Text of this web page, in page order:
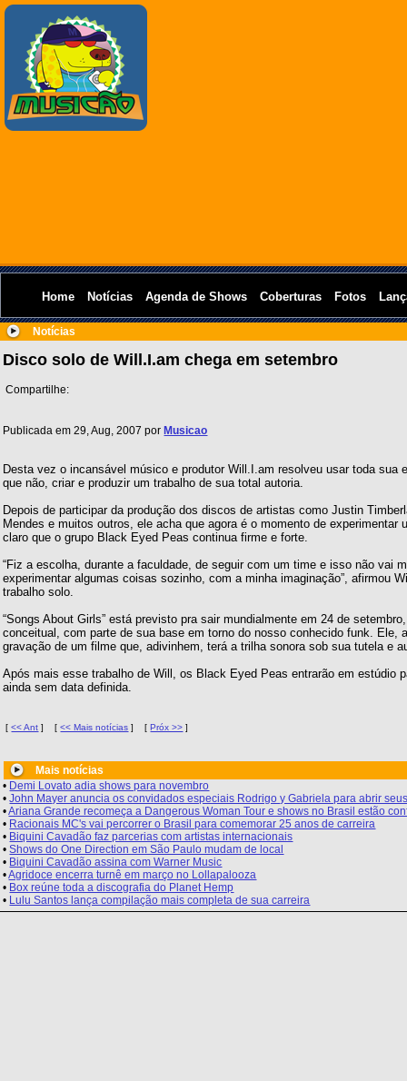
Home Notícias Agenda de Shows Coberturas Fotos
Notícias
Disco solo de Will.I.am chega em setembro
Compartilhe:
Publicada em 29, Aug, 2007 por Musicao
Desta vez o incansável músico e produtor Will.I.am resolveu usar toda sua
que não, criar e produzir um trabalho de sua total autoria.
Depois de participar da produção dos discos de artistas como Justin
Mendes e muitos outros, ele acha que agora é o momento de experimentar
claro que o grupo Black Eyed Peas continua firme e forte.
“Fiz a escolha, durante a faculdade, de seguir com um time e isso não vai
experimentar algumas coisas sozinho, com a minha imaginação”, afirmou
trabalho solo.
“Songs About Girls” está previsto pra sair mundialmente em 24 de
conceitual, com parte de sua base em torno do nosso conhecido funk. Ele,
gravação de um filme que, adivinhem, terá a trilha sonora sob sua tutela e
Após mais esse trabalho de Will, os Black Eyed Peas entrarão em estúdio
ainda sem data definida.
[<< Ant ] [<< Mais notícias ] [Próx >> ]
Mais notícias
• Demi Lovato adia shows para novembro
•John Mayer anuncia os convidados especiais Rodrigo y Gabriela para abrir
•Ariana Grande recomeça a Dangerous Woman Tour e shows no Brasil estão
• Racionais MC's vai percorrer o Brasil para comemorar 25 anos de carreira
• Biquini Cavadão faz parcerias com artistas internacionais
•Shows do One Direction em São Paulo mudam de local
• Biquini Cavadão assina com Warner Music
•Agridoce encerra turnê em março no Lollapalooza
• Box reúne toda a discografia do Planet Hemp
• Lulu Santos lança compilação mais completa de sua carreira